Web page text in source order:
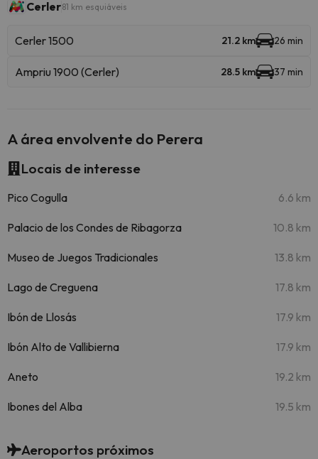
Cerler81 km esquiáveis
Cerler 1500 21.2 km 26 min
Ampriu 1900 (Cerler) 28.5 km 37 min
A área envolvente do Perera
Locais de interesse
Pico Cogulla 6.6 km
Palacio de los Condes de Ribagorza 10.8 km
Museo de Juegos Tradicionales 13.8 km
Lago de Creguena 17.8 km
Ibón de Llosás 17.9 km
Ibón Alto de Vallibierna 17.9 km
Aneto 19.2 km
Ibones del Alba 19.5 km
Aeroportos próximos